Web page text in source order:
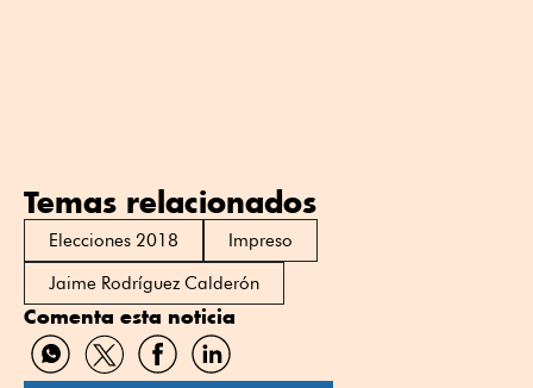
Temas relacionados
Elecciones 2018
Impreso
Jaime Rodríguez Calderón
Comenta esta noticia
CompartirCompartirCompartirCompartir